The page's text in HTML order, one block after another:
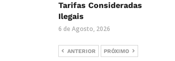
Tarifas Consideradas
Ilegais
6 de Agosto, 2026
ANTERIOR PRÓXIMO